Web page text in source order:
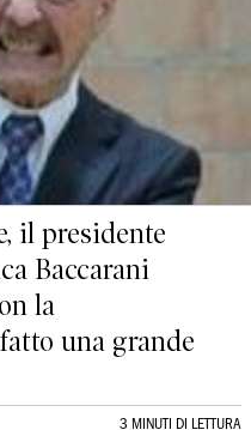
il presidente
Baccarani
la
una grande
3 MINUTI DI LETTURA